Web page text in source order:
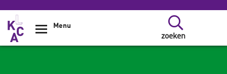
Overslaan en naar de inhoud gaan
zoeken
Menu